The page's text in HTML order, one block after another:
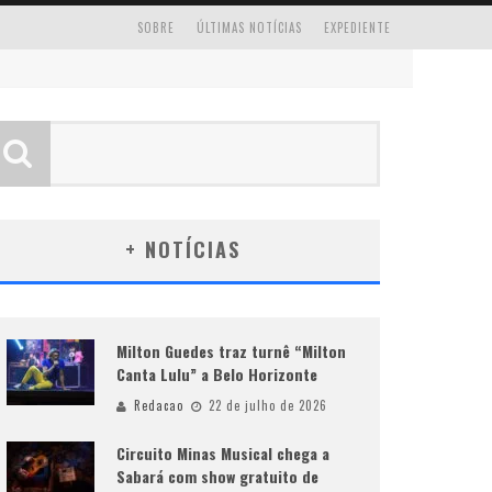
EXPEDIENTE
ÚLTIMAS NOTÍCIAS
SOBRE
+ NOTÍCIAS
Milton Guedes traz turnê “Milton
Canta Lulu” a Belo Horizonte
Redacao 22 de julho de 2026
Circuito Minas Musical chega a
Sabará com show gratuito de